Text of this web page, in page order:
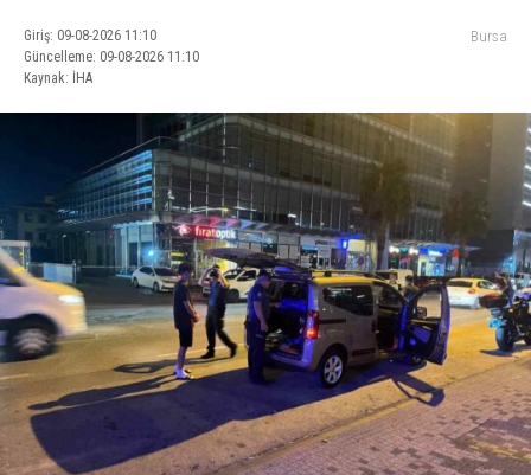
Giriş: 09-08-2026 11:10
Güncelleme: 09-08-2026 11:10
Kaynak: İHA
Bursa